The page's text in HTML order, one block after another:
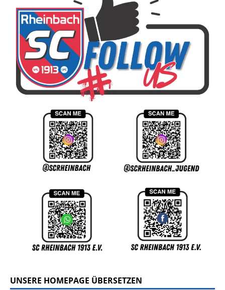
UNSERE HOMEPAGE ÜBERSETZEN